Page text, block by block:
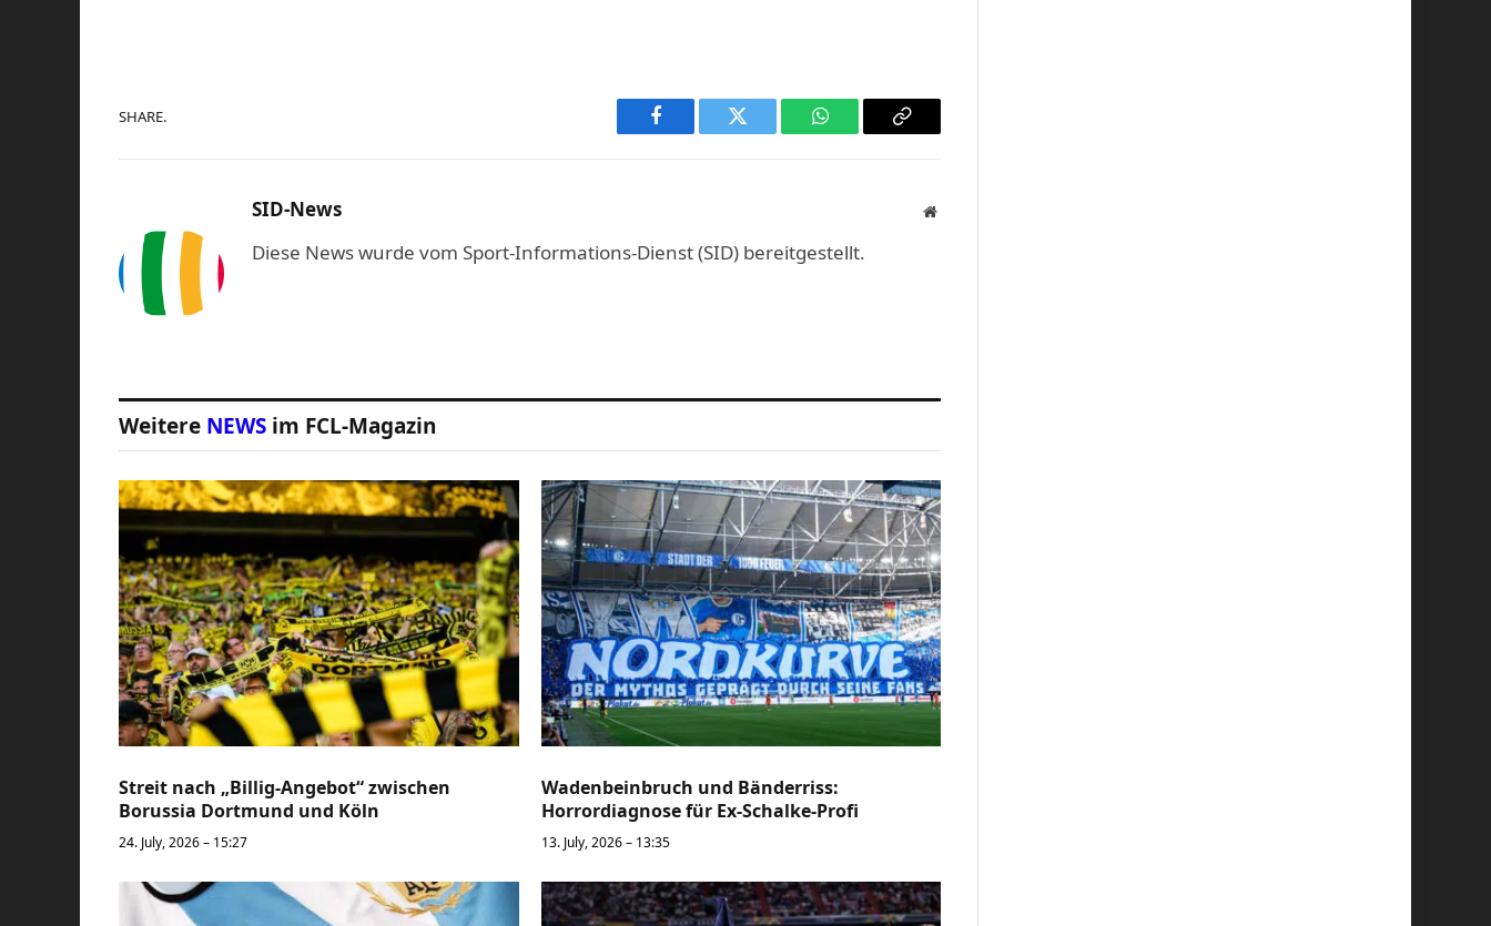
SHARE.
Facebook Twitter WhatsAppCopy
SID-News Website
Diese News wurde vom Sport-Informations-Dienst (SID) bereitgestellt.
Weitere NEWS im FCL-Magazin
Streit nach „Billig-Angebot“ zwischen
Borussia Dortmund und Köln
24. July, 2026 – 15:27
Wadenbeinbruch und Bänderriss:
Horrordiagnose für Ex-Schalke-Profi
13. July, 2026 – 13:35